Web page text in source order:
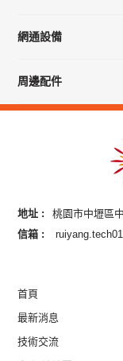
網通設備
周邊配件
地址 :
桃園市中壢區
信箱 :
首頁
最新消息
技術交流